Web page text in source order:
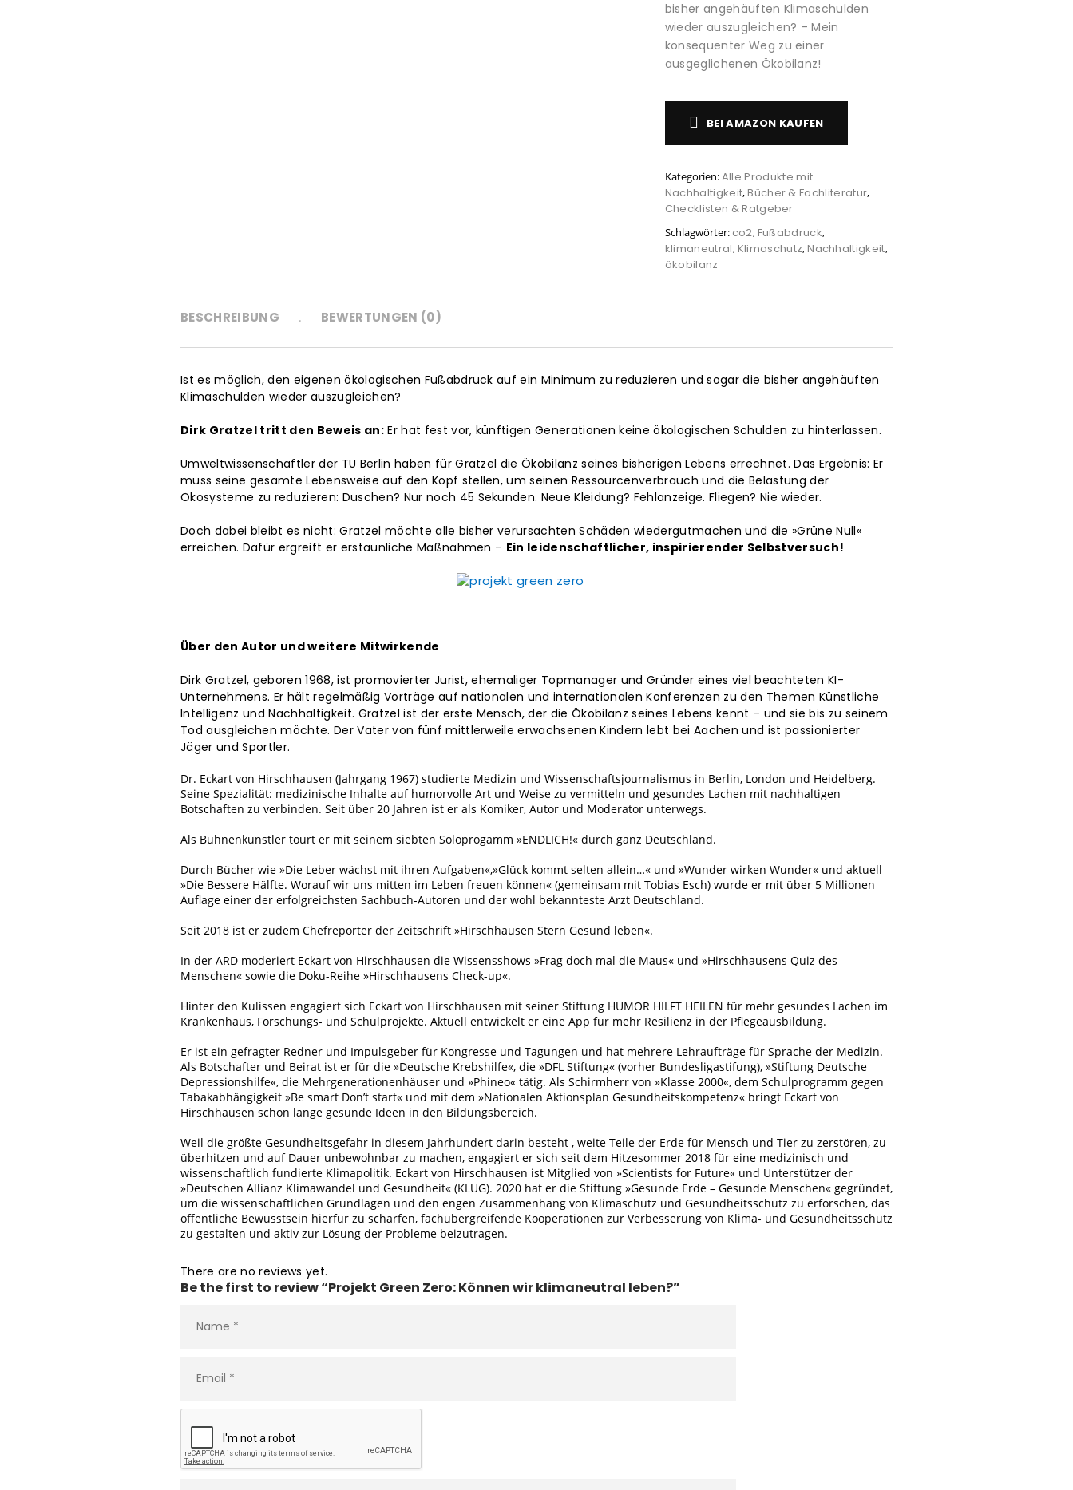
bisher angehäuften Klimaschulden
wieder auszugleichen? –Mein
konsequenter Weg zu einer
ausgeglichenen Ökobilanz!
BEI AMAZON KAUFEN
Kategorien:Alle Produkte mit
Nachhaltigkeit,Bücher & Fachliteratur,
Checklisten & Ratgeber
Schlagwörter: co2,Fußabdruck,
klimaneutral,Klimaschutz,Nachhaltigkeit,
ökobilanz
BESCHREIBUNG BEWERTUNGEN (0)
Ist es möglich, den eigenen ökologischen Fußabdruck auf ein Minimum zu reduzieren und sogar die bisher angehäuften
Klimaschulden wieder auszugleichen?
Dirk Gratzel tritt den Beweis an:Er hat fest vor, künftigen Generationen keine ökologischen Schulden zu hinterlassen.
Umweltwissenschaftler der TU Berlin haben für Gratzel die Ökobilanz seines bisherigen Lebens errechnet. Das Ergebnis: Er
muss seine gesamte Lebensweise auf den Kopf stellen, um seinen Ressourcenverbrauch und die Belastung der
Ökosysteme zu reduzieren: Duschen? Nur noch 45 Sekunden. Neue Kleidung? Fehlanzeige. Fliegen? Nie wieder.
Doch dabei bleibt es nicht: Gratzel möchte alle bisher verursachten Schäden wiedergutmachen und die »Grüne Null«
erreichen. Dafür ergreift er erstaunliche Maßnahmen – Ein leidenschaftlicher, inspirierender Selbstversuch!
Über den Autor und weitere Mitwirkende
Dirk Gratzel, geboren 1968, ist promovierter Jurist, ehemaliger Topmanager und Gründer eines viel beachteten KI-
Unternehmens. Er hält regelmäßig Vorträge auf nationalen und internationalen Konferenzen zu den Themen Künstliche
Intelligenz und Nachhaltigkeit. Gratzel ist der erste Mensch, der die Ökobilanz seines Lebens kennt – und sie bis zu seinem
Tod ausgleichen möchte. Der Vater von fünf mittlerweile erwachsenen Kindern lebt bei Aachen und ist passionierter
Jäger und Sportler.
Dr. Eckart von Hirschhausen (Jahrgang 1967) studierte Medizin und Wissenschaftsjournalismus in Berlin, London und Heidelberg.
Seine Spezialität: medizinische Inhalte auf humorvolle Art und Weise zu vermitteln und gesundes Lachen mit nachhaltigen
Botschaften zu verbinden. Seit über 20 Jahren ist er als Komiker, Autor und Moderator unterwegs.
Als Bühnenkünstler tourt er mit seinem siebten Soloprogamm »ENDLICH!« durch ganz Deutschland.
Durch Bücher wie »Die Leber wächst mit ihren Aufgaben«,»Glück kommt selten allein…« und »Wunder wirken Wunder« und aktuell
»Die Bessere Hälfte. Worauf wir uns mitten im Leben freuen können« (gemeinsam mit Tobias Esch) wurde er mit über 5 Millionen
Auflage einer der erfolgreichsten Sachbuch-Autoren und der wohl bekannteste Arzt Deutschland.
Seit 2018 ist er zudem Chefreporter der Zeitschrift »Hirschhausen Stern Gesund leben«.
In der ARD moderiert Eckart von Hirschhausen die Wissensshows »Frag doch mal die Maus« und »Hirschhausens Quiz des
Menschen« sowie die Doku-Reihe »Hirschhausens Check-up«.
Hinter den Kulissen engagiert sich Eckart von Hirschhausen mit seiner Stiftung HUMOR HILFT HEILEN für mehr gesundes Lachen im
Krankenhaus, Forschungs- und Schulprojekte. Aktuell entwickelt er eine App für mehr Resilienz in der Pflegeausbildung.
Er ist ein gefragter Redner und Impulsgeber für Kongresse und Tagungen und hat mehrere Lehraufträge für Sprache der Medizin.
Als Botschafter und Beirat ist er für die »Deutsche Krebshilfe«, die »DFL Stiftung« (vorher Bundesligastifung), »Stiftung Deutsche
Depressionshilfe«, die Mehrgenerationenhäuser und »Phineo« tätig. Als Schirmherr von »Klasse 2000«, dem Schulprogramm gegen
Tabakabhängigkeit »Be smart Don’t start« und mit dem »Nationalen Aktionsplan Gesundheitskompetenz« bringt Eckart von
Hirschhausen schon lange gesunde Ideen in den Bildungsbereich.
Weil die größte Gesundheitsgefahr in diesem Jahrhundert darin besteht , weite Teile der Erde für Mensch und Tier zu zerstören, zu
überhitzen und auf Dauer unbewohnbar zu machen, engagiert er sich seit dem Hitzesommer 2018 für eine medizinisch und
wissenschaftlich fundierte Klimapolitik. Eckart von Hirschhausen ist Mitglied von »Scientists for Future« und Unterstützer der
»Deutschen Allianz Klimawandel und Gesundheit« (KLUG). 2020 hat er die Stiftung »Gesunde Erde – Gesunde Menschen« gegründet,
um die wissenschaftlichen Grundlagen und den engen Zusammenhang von Klimaschutz und Gesundheitsschutz zu erforschen, das
öffentliche Bewusstsein hierfür zu schärfen, fachübergreifende Kooperationen zur Verbesserung von Klima- und Gesundheitsschutz
zu gestalten und aktiv zur Lösung der Probleme beizutragen.
There are no reviews yet.
Be the first to review “Projekt Green Zero: Können wir klimaneutral leben?”